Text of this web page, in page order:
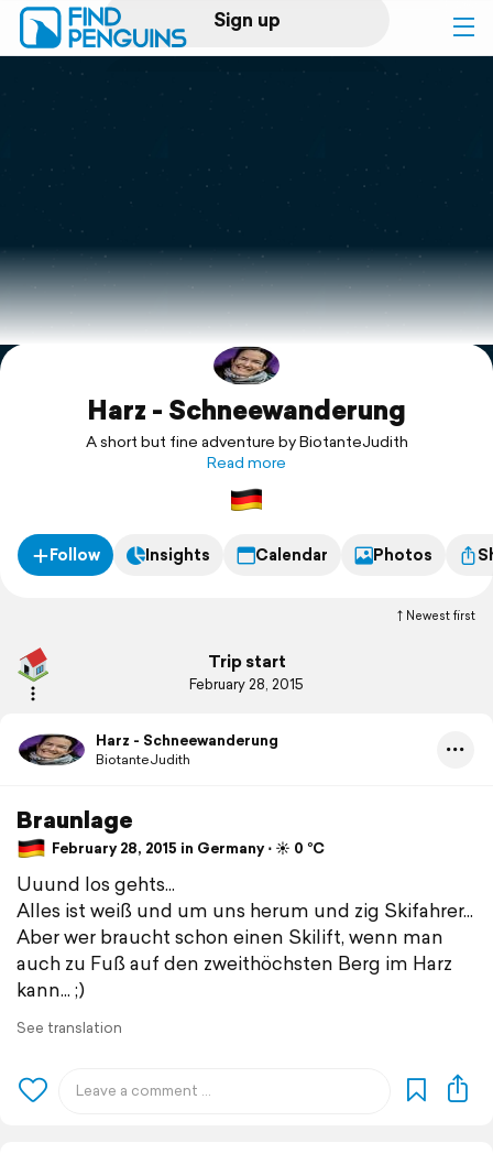
Sign up
Log in
Print a book
Flyover video
Explore
Support
Harz - Schneewanderung
A short but fine adventure by BiotanteJudith
Read more
Follow Insights Calendar Photos
Newest first
Trip start
February 28, 2015
Harz - Schneewanderung
BiotanteJudith
Braunlage
February 28, 2015 in Germany ⋅ ☀️ 0 °C
Uuund los gehts...
Alles ist weiß und um uns herum und zig Skifahrer...
Aber wer braucht schon einen Skilift, wenn man
auch zu Fuß auf den zweithöchsten Berg im Harz
kann... ;)
See translation